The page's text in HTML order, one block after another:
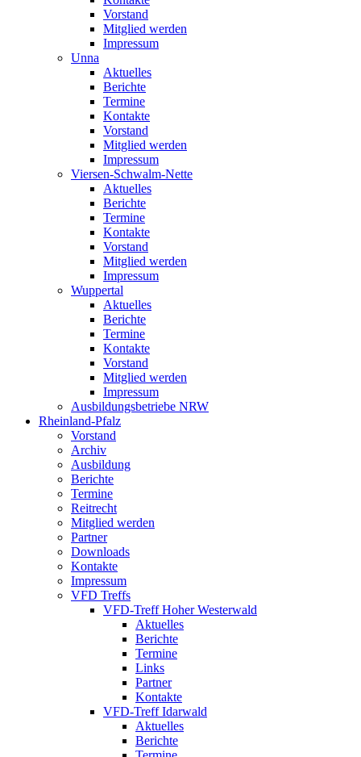
Vorstand
Mitglied werden
Impressum
Unna
Aktuelles
Berichte
Termine
Kontakte
Vorstand
Mitglied werden
Impressum
Viersen-Schwalm-Nette
Aktuelles
Berichte
Termine
Kontakte
Vorstand
Mitglied werden
Impressum
Wuppertal
Aktuelles
Berichte
Termine
Kontakte
Vorstand
Mitglied werden
Impressum
Ausbildungsbetriebe NRW
Rheinland-Pfalz
Vorstand
Archiv
Ausbildung
Berichte
Termine
Reitrecht
Mitglied werden
Partner
Downloads
Kontakte
Impressum
VFD Treffs
VFD-Treff Hoher Westerwald
Aktuelles
Berichte
Termine
Links
Partner
Kontakte
VFD-Treff Idarwald
Aktuelles
Berichte